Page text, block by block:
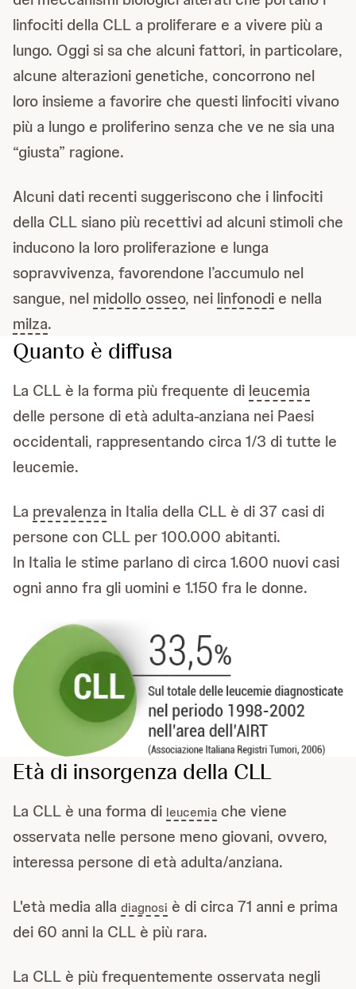
linfociti della CLL a proliferare e a vivere più a
lungo. Oggi si sa che alcuni fattori, in particolare,
alcune alterazioni genetiche, concorrono nel
loro insieme a favorire che questi linfociti vivano
più a lungo e proliferino senza che ve ne sia una
“giusta” ragione.
Alcuni dati recenti suggeriscono che i linfociti
della CLL siano più recettivi ad alcuni stimoli che
inducono la loro proliferazione e lunga
sopravvivenza, favorendone l’accumulo nel
sangue, nel midollo osseo, nei linfonodi e nella
milza.
Quanto è diffusa
La CLL è la forma più frequente di leucemia
delle persone di età adulta-anziana nei Paesi
occidentali, rappresentando circa 1/3 di tutte le
leucemie.
La prevalenza in Italia della CLL è di 37 casi di
persone con CLL per 100.000 abitanti.
In Italia le stime parlano di circa 1.600 nuovi casi
ogni anno fra gli uomini e 1.150 fra le donne.
Età di insorgenza della CLL
La CLL è una forma di leucemia che viene
osservata nelle persone meno giovani, ovvero,
interessa persone di età adulta/anziana.
L'età media alla diagnosi è di circa 71 anni e prima
dei 60 anni la CLL è più rara.
La CLL è più frequentemente osservata negli